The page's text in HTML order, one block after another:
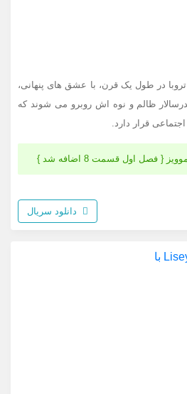
تروبا در طول یک قرن، با عشق های پنهانی،
ظالم و نوه اش روبرو می شوند که
قرار دارد.
دانلود سریال